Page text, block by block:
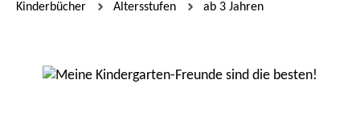
Kinderbücher Altersstufen ab 3 Jahren
Bildergalerie überspringen